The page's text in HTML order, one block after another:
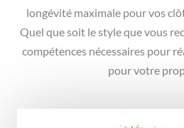
longévité maximale pour vos
Quel que soit le style que vous
compétences nécessaires pour
pour votre